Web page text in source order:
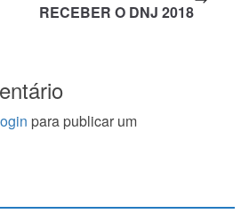
RECEBER O DNJ 2018
para publicar um